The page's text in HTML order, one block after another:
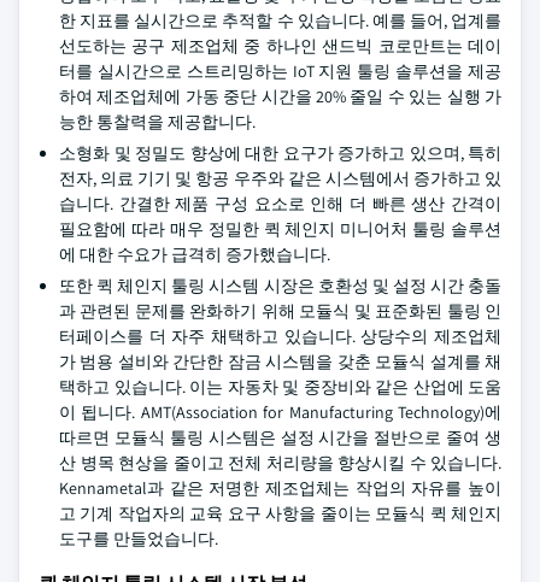
한 지표를 실시간으로 추적할 수 있습니다. 예를 들어, 업계를
선도하는 공구 제조업체 중 하나인 샌드빅 코로만트는 데이
터를 실시간으로 스트리밍하는 IoT 지원 툴링 솔루션을 제공
하여 제조업체에 가동 중단 시간을 20% 줄일 수 있는 실행 가
능한 통찰력을 제공합니다.
소형화 및 정밀도 향상에 대한 요구가 증가하고 있으며, 특히
전자, 의료 기기 및 항공 우주와 같은 시스템에서 증가하고 있
습니다. 간결한 제품 구성 요소로 인해 더 빠른 생산 간격이
필요함에 따라 매우 정밀한 퀵 체인지 미니어처 툴링 솔루션
에 대한 수요가 급격히 증가했습니다.
또한 퀵 체인지 툴링 시스템 시장은 호환성 및 설정 시간 충돌
과 관련된 문제를 완화하기 위해 모듈식 및 표준화된 툴링 인
터페이스를 더 자주 채택하고 있습니다. 상당수의 제조업체
가 범용 설비와 간단한 잠금 시스템을 갖춘 모듈식 설계를 채
택하고 있습니다. 이는 자동차 및 중장비와 같은 산업에 도움
이 됩니다. AMT(Association for Manufacturing Technology)에
따르면 모듈식 툴링 시스템은 설정 시간을 절반으로 줄여 생
산 병목 현상을 줄이고 전체 처리량을 향상시킬 수 있습니다.
Kennametal과 같은 저명한 제조업체는 작업의 자유를 높이
고 기계 작업자의 교육 요구 사항을 줄이는 모듈식 퀵 체인지
도구를 만들었습니다.